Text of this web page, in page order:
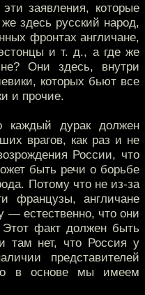
заявления, которые
здесь русский народ,
фронтах англичане,
и т. д., а где же
Они здесь, внутри
которых бьют все
и прочие.
дурак должен
врагов, как раз и не
России, что
быть речи о борьбе
Потому что не из-за
французы, англичане
— естественно, что они
факт должен быть
там нет, что Россия у
представителей
в основе мы имеем